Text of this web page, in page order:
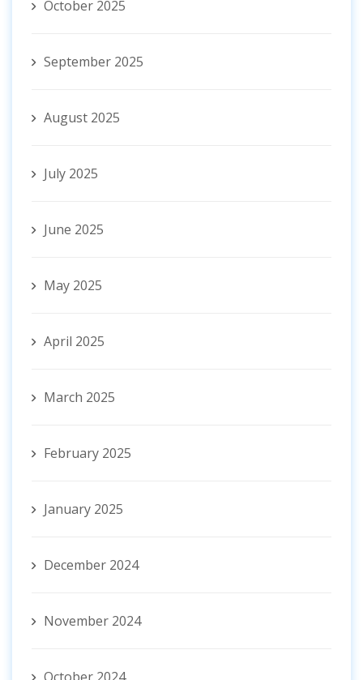
October 2025
September 2025
August 2025
July 2025
June 2025
May 2025
April 2025
March 2025
February 2025
January 2025
December 2024
November 2024